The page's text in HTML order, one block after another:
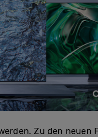
Zu den neuen